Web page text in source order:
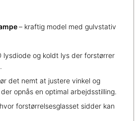
– kraftig model med gulvstativ
lysdiode og koldt lys der forstørrer
det nemt at justere vinkel og
opnås en optimal arbejdsstilling.
forstørrelsesglasset sidder kan